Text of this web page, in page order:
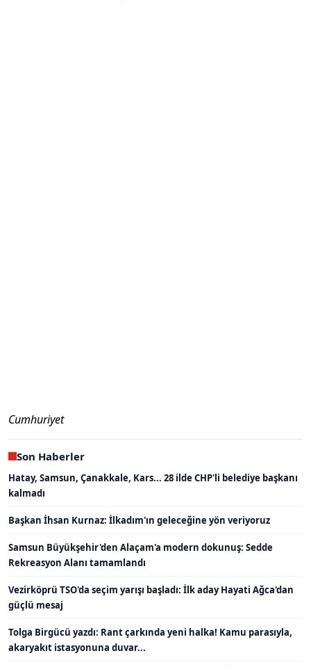
Cumhuriyet
Son Haberler
Hatay, Samsun, Çanakkale, Kars... 28 ilde CHP'li belediye başkanı
kalmadı
Başkan İhsan Kurnaz: İlkadım'ın geleceğine yön veriyoruz
Samsun Büyükşehir'den Alaçam'a modern dokunuş: Sedde
Rekreasyon Alanı tamamlandı
Vezirköprü TSO'da seçim yarışı başladı: İlk aday Hayati Ağca'dan
güçlü mesaj
Tolga Birgücü yazdı: Rant çarkında yeni halka! Kamu parasıyla,
akaryakıt istasyonuna duvar...